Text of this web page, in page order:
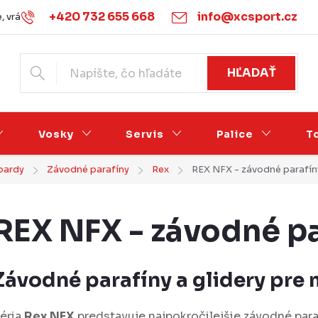
+420 732 655 668 info@xcsport.cz
vrácení zboží Obchodné podmienky Podmínky ochrany
HĽADAŤ
Vosky Servis Palice
Závodné parafíny Rex REX NFX - závodné
NFX - závodné
parafíny a glidery pre